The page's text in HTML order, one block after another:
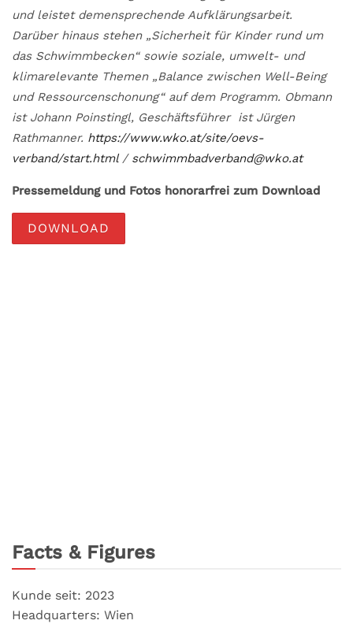
und leistet demensprechende Aufklärungsarbeit.
Darüber hinaus stehen „Sicherheit für Kinder rund um
das Schwimmbecken“ sowie soziale, umwelt- und
klimarelevante Themen „Balance zwischen Well-Being
und Ressourcenschonung“ auf dem Programm. Obmann
ist Johann Poinstingl, Geschäftsführer ist Jürgen
Rathmanner. https://www.wko.at/site/oevs-
verband/start.html/ schwimmbadverband@wko.at
Pressemeldung und Fotos honorarfrei zum Download
DOWNLOAD
Facts & Figures
Kunde seit: 2023
Headquarters: Wien